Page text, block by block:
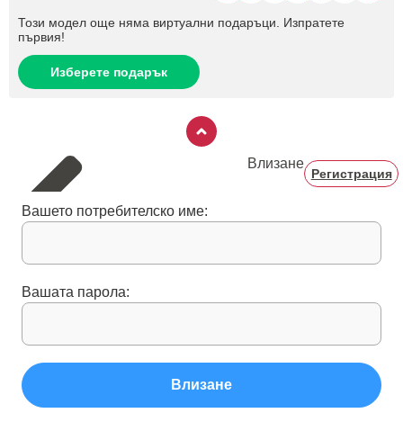
Този модел още няма виртуални подаръци. Изпратете
първия!
Изберете подарък
Влизане
Регистрация
Вашето потребителско име:
Вашата парола:
Влизане